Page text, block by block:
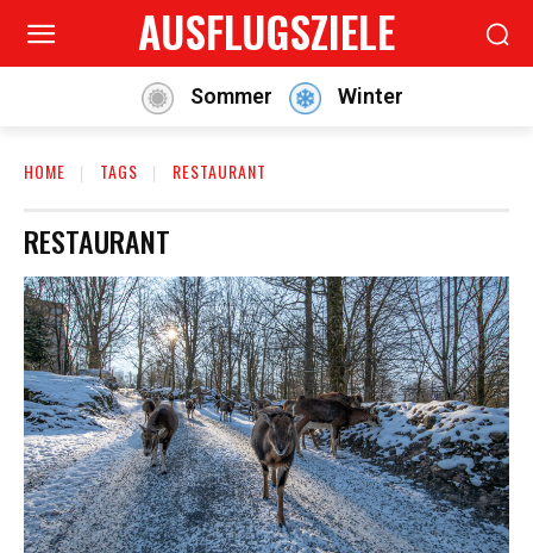
AUSFLUGSZIELE
Sommer Winter
HOME TAGS RESTAURANT
RESTAURANT